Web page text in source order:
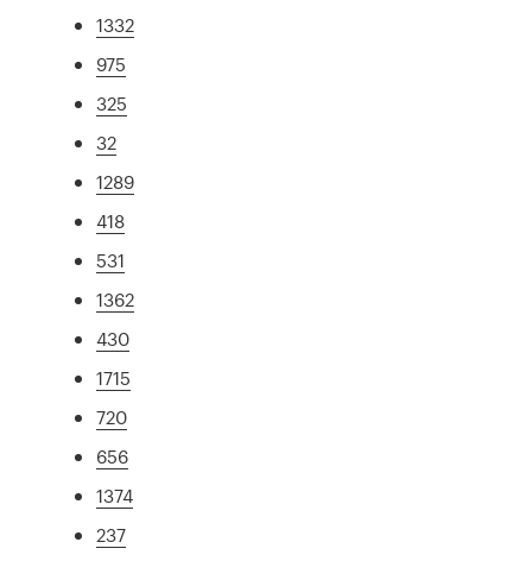
1332
975
325
32
1289
418
531
1362
430
1715
720
656
1374
237